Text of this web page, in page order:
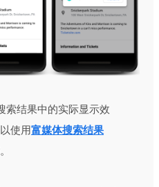
索结果中的实际显示效
使用富媒体搜索结果